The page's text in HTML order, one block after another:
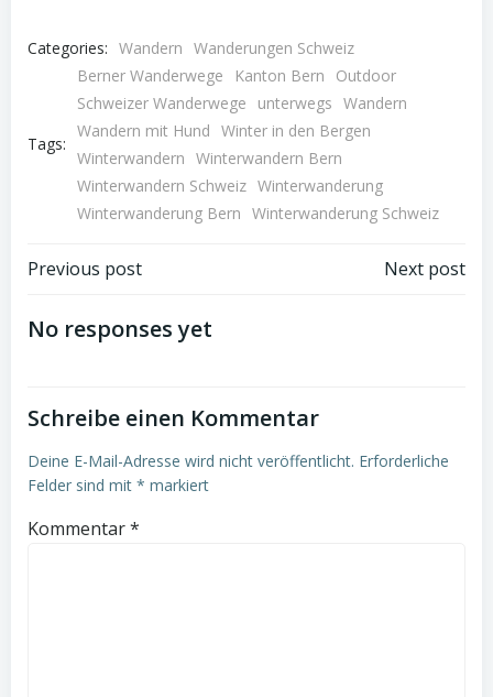
Categories: Wandern Wanderungen Schweiz
Tags:
Berner Wanderwege Kanton Bern
Outdoor
Schweizer Wanderwege
unterwegs Wandern
Wandern mit Hund Winter in den Bergen
Winterwandern Winterwandern Bern
Winterwandern Schweiz Winterwanderung
Winterwanderung Bern Winterwanderung Schweiz
Post
navigation
Previous post Next post
No responses yet
Schreibe einen Kommentar
Deine E-Mail-Adresse wird nicht veröffentlicht. Erforderliche
Felder sind mit * markiert
Kommentar*